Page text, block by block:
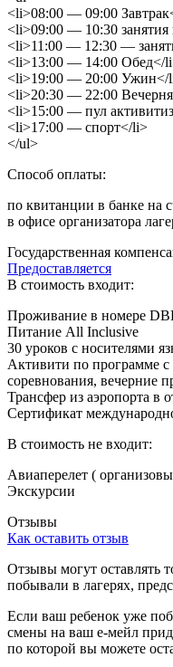
<li>08:00 — 09:00
<li>09:00 — 10:30 занятия
<li>11:00 — 12:30 —
<li>13:00 — 14:00 Обед</
<li>19:00 — 20:00 Ужин</
<li>20:30 — 22:00
<li>15:00 — пул
<li>17:00 — спорт</li>
</ul>
Способ оплаты:
по квитанции в банке на
в офисе организатора
Государственная
Предоставляется
В стоимость входит:
Проживание в номере
Питание All Inclusive
30 уроков с носителями
Активити по программе с
соревнования, вечерние
Трансфер из аэропорта в
Сертификат
В стоимость не входит:
Авиаперелет (
Экскурсии
Отзывы
Как оставить отзыв
Отзывы могут оставлять
побывали в лагерях,
Если ваш ребенок уже
смены на ваш е-мейл
по которой вы можете